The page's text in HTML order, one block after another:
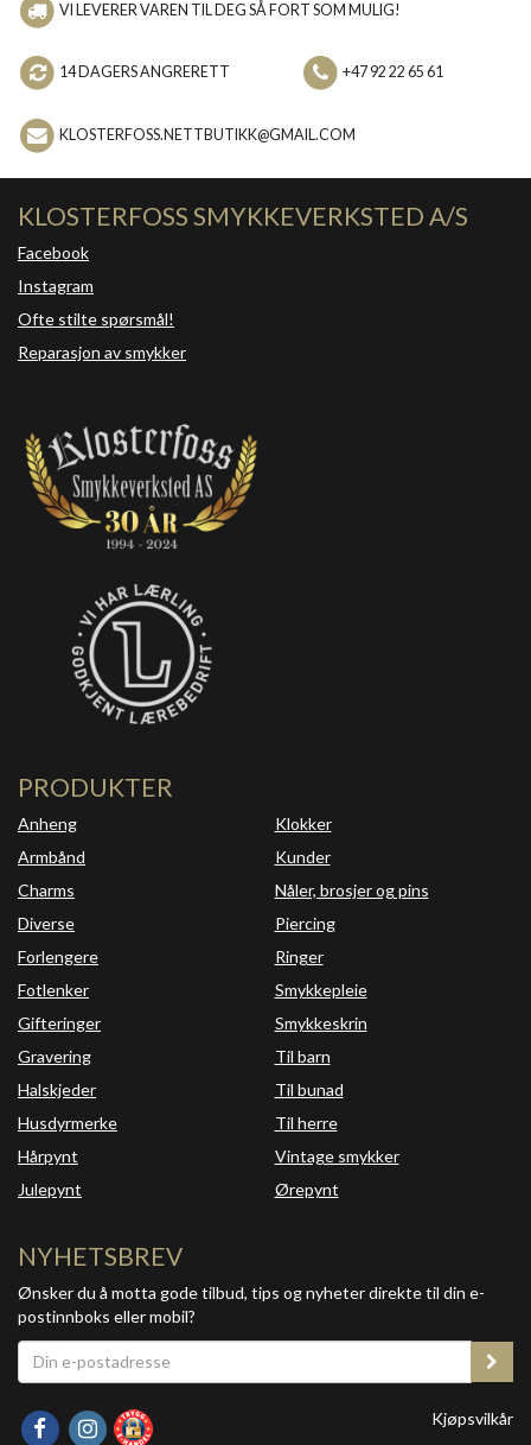
VI LEVERER VAREN TIL DEG SÅ FORT SOM MULIG!
14 DAGERS ANGRERETT +47 92 22 65 61
KLOSTERFOSS.NETTBUTIKK@GMAIL.COM
KLOSTERFOSS SMYKKEVERKSTED A/S
Facebook
Instagram
Ofte stilte spørsmål!
Reparasjon av smykker
PRODUKTER
Anheng
Armbånd
Charms
Diverse
Forlengere
Fotlenker
Gifteringer
Gravering
Halskjeder
Husdyrmerke
Hårpynt
Julepynt
Klokker
Kunder
Nåler, brosjer og pins
Piercing
Ringer
Smykkepleie
Smykkeskrin
Til barn
Til bunad
Til herre
Vintage smykker
Ørepynt
NYHETSBREV
Ønsker du å motta gode tilbud, tips og nyheter direkte til din e-
postinnboks eller mobil?
Kjøpsvilkår